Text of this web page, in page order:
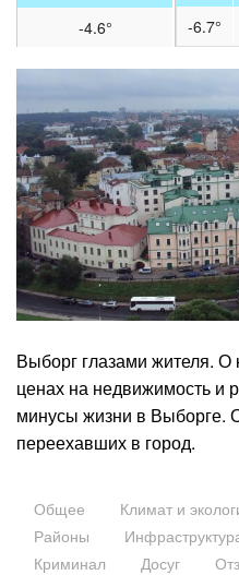
-6.7°
-4.6°
Выборг глазами жителя. О
ценах на недвижимость и
минусы жизни в Выборге.
переехавших в город.
Общее Климат и
Районы
Криминал
Досуг